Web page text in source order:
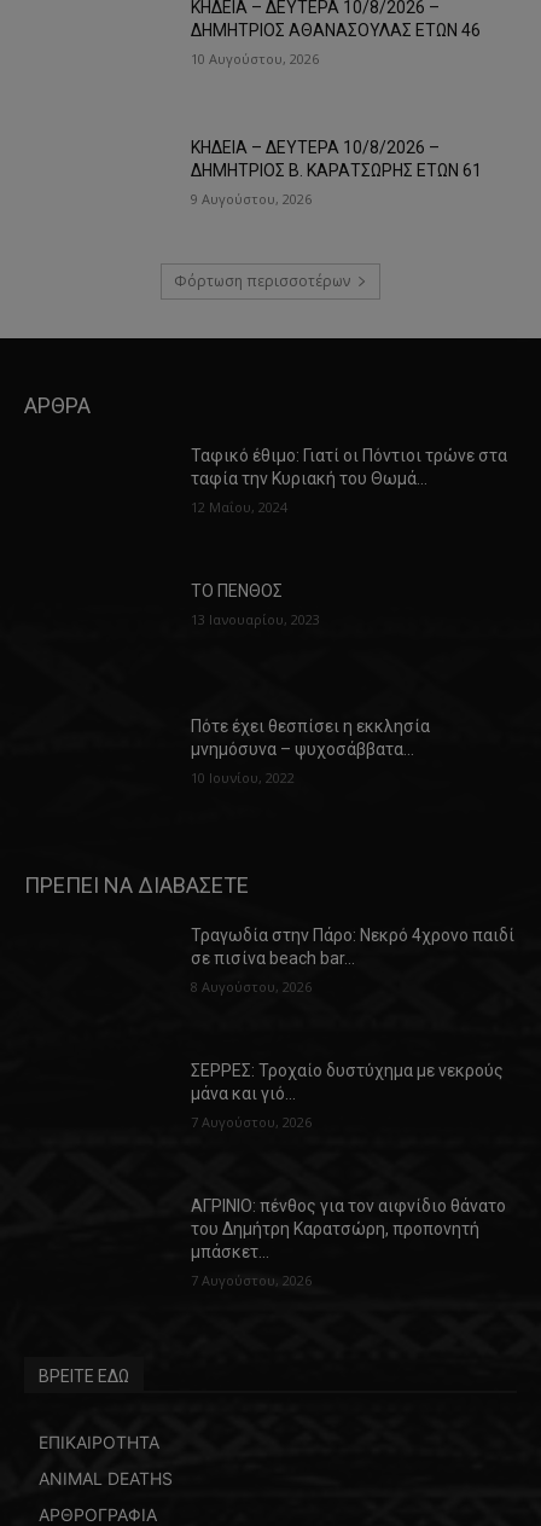
ΚΗΔΕΙΑ – ΔΕΥΤΕΡΑ 10/8/2026 –
ΔΗΜΗΤΡΙΟΣ ΑΘΑΝΑΣΟΥΛΑΣ ΕΤΩΝ 46
10 Αυγούστου, 2026
ΚΗΔΕΙΑ – ΔΕΥΤΕΡΑ 10/8/2026 –
ΔΗΜΗΤΡΙΟΣ Β. ΚΑΡΑΤΣΩΡΗΣ ΕΤΩΝ 61
9 Αυγούστου, 2026
Φόρτωση περισσοτέρων
ΑΡΘΡΑ
Ταφικό έθιμο: Γιατί οι Πόντιοι τρώνε στα
ταφία την Κυριακή του Θωμά…
12 Μαΐου, 2024
ΤΟ ΠΕΝΘΟΣ
13 Ιανουαρίου, 2023
Πότε έχει θεσπίσει η εκκλησία
μνημόσυνα – ψυχοσάββατα…
10 Ιουνίου, 2022
ΠΡΕΠΕΙ ΝΑ ΔΙΑΒΑΣΕΤΕ
Τραγωδία στην Πάρο: Νεκρό 4χρονο παιδί
σε πισίνα beach bar…
8 Αυγούστου, 2026
ΣΕΡΡΕΣ: Τροχαίο δυστύχημα με νεκρούς
μάνα και γιό…
7 Αυγούστου, 2026
ΑΓΡΙΝΙΟ: πένθος για τον αιφνίδιο θάνατο
του Δημήτρη Καρατσώρη, προπονητή
μπάσκετ…
7 Αυγούστου, 2026
ΒΡΕΙΤΕ ΕΔΩ
ΕΠΙΚΑΙΡΟΤΗΤΑ
ANIMAL DEATHS
ΑΡΘΡΟΓΡΑΦΙΑ